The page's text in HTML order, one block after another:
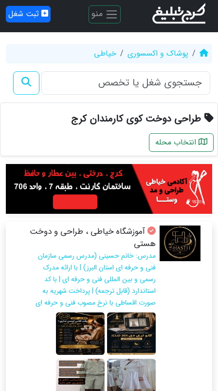
منو ثبت شغل
پوشاک و اکسسوری خیاطی
طراحی دوخت کوی کارمندان کرج
انتخاب محله
آموزشگاه خیاطی ، طراحی و دوخت
هستی
مدرس: خانم حسینی (مدرس رسمی سازمان
فنی و حرفه ای استان البرز) | با ارائه مدرک
رسمی و بین المللی فنی و حرفه ای | با کد
استاندارد (قابل ترجمه) | پرداخت شهریه به
صورت اقساطی با نرخ مصوب فنی و حرفه ای